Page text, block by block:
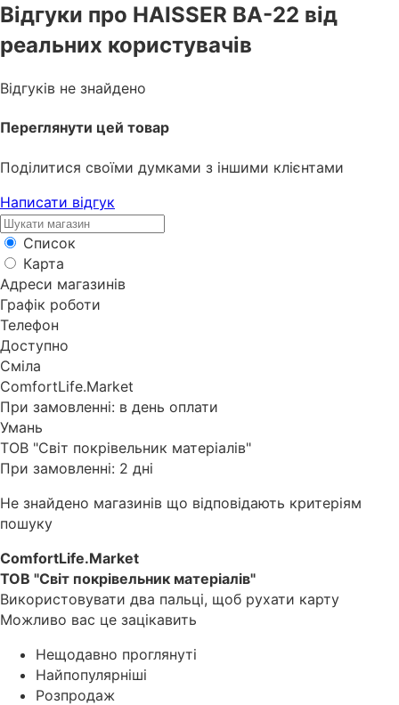
Відгуки про HAISSER BA-22 від
реальних користувачів
Відгуків не знайдено
Переглянути цей товар
Поділитися своїми думками з іншими клієнтами
Написати відгук
Список
Карта
Адреси магазинів
Графік роботи
Телефон
Доступно
Сміла
ComfortLife.Market
При замовленні: в день оплати
Умань
ТОВ "Світ покрівельник матеріалів"
При замовленні: 2 дні
Не знайдено магазинів що відповідають критеріям
пошуку
ComfortLife.Market
ТОВ "Світ покрівельник матеріалів"
Використовувати два пальці, щоб рухати карту
Можливо вас це зацікавить
Нещодавно проглянуті
Найпопулярніші
Розпродаж